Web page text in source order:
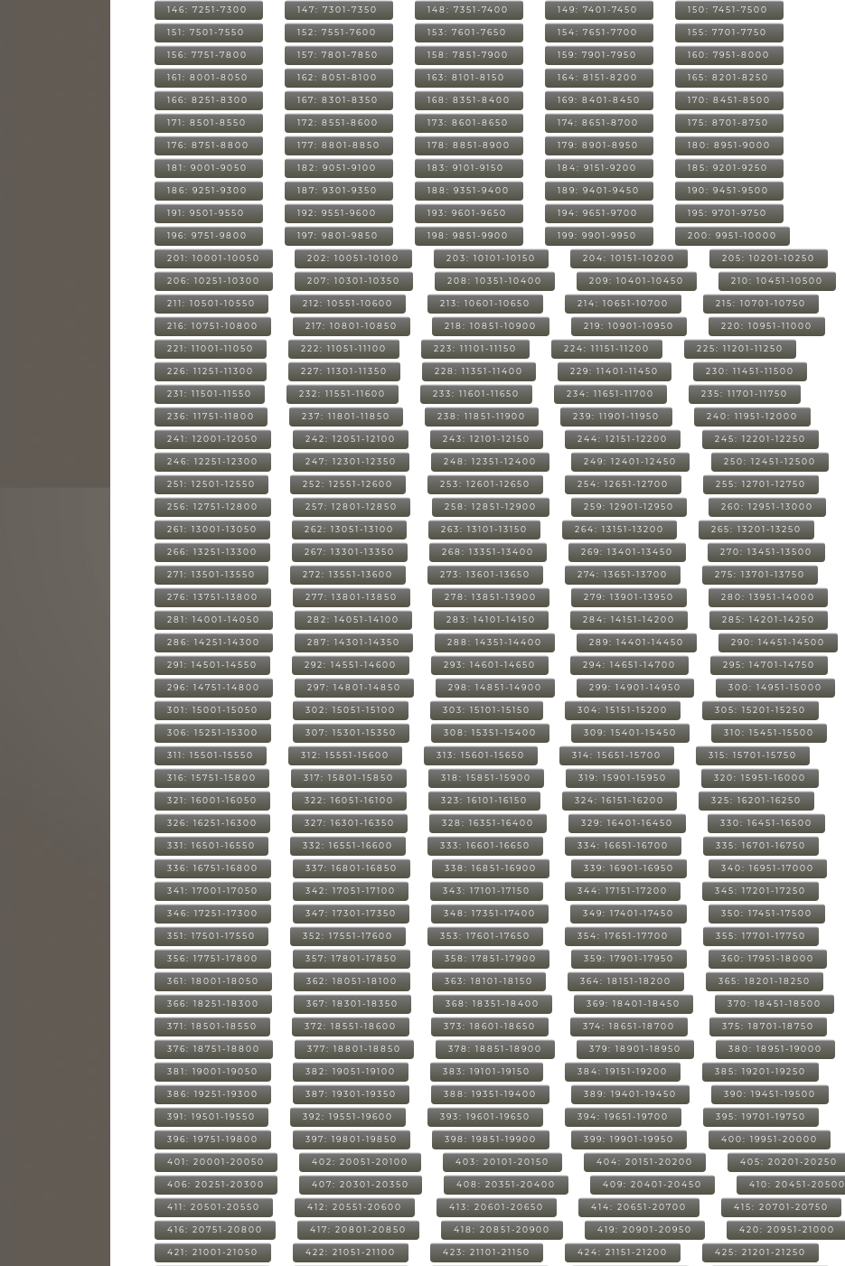
146: 7251-7300 147: 7301-7350 148: 7351-7400 149: 7401-7450 150: 7451-7500
151: 7501-7550 152: 7551-7600 153: 7601-7650 154: 7651-7700 155: 7701-7750
156: 7751-7800 157: 7801-7850 158: 7851-7900 159: 7901-7950 160: 7951-8000
161: 8001-8050 162: 8051-8100 163: 8101-8150 164: 8151-8200 165: 8201-8250
166: 8251-8300 167: 8301-8350 168: 8351-8400 169: 8401-8450 170: 8451-8500
171: 8501-8550 172: 8551-8600 173: 8601-8650 174: 8651-8700 175: 8701-8750
176: 8751-8800 177: 8801-8850 178: 8851-8900 179: 8901-8950 180: 8951-9000
181: 9001-9050 182: 9051-9100 183: 9101-9150 184: 9151-9200 185: 9201-9250
186: 9251-9300 187: 9301-9350 188: 9351-9400 189: 9401-9450 190: 9451-9500
191: 9501-9550 192: 9551-9600 193: 9601-9650 194: 9651-9700 195: 9701-9750
196: 9751-9800 197: 9801-9850 198: 9851-9900 199: 9901-9950 200: 9951-10000
201: 10001-10050 202: 10051-10100 203: 10101-10150 204: 10151-10200 205: 10201-10250
206: 10251-10300 207: 10301-10350 208: 10351-10400 209: 10401-10450 210: 10451-10500
211: 10501-10550 212: 10551-10600 213: 10601-10650 214: 10651-10700 215: 10701-10750
216: 10751-10800 217: 10801-10850 218: 10851-10900 219: 10901-10950 220: 10951-11000
221: 11001-11050 222: 11051-11100 223: 11101-11150 224: 11151-11200 225: 11201-11250
226: 11251-11300 227: 11301-11350 228: 11351-11400 229: 11401-11450 230: 11451-11500
231: 11501-11550 232: 11551-11600 233: 11601-11650 234: 11651-11700 235: 11701-11750
236: 11751-11800 237: 11801-11850 238: 11851-11900 239: 11901-11950 240: 11951-12000
241: 12001-12050 242: 12051-12100 243: 12101-12150 244: 12151-12200 245: 12201-12250
246: 12251-12300 247: 12301-12350 248: 12351-12400 249: 12401-12450 250: 12451-12500
251: 12501-12550 252: 12551-12600 253: 12601-12650 254: 12651-12700 255: 12701-12750
256: 12751-12800 257: 12801-12850 258: 12851-12900 259: 12901-12950 260: 12951-13000
261: 13001-13050 262: 13051-13100 263: 13101-13150 264: 13151-13200 265: 13201-13250
266: 13251-13300 267: 13301-13350 268: 13351-13400 269: 13401-13450 270: 13451-13500
271: 13501-13550 272: 13551-13600 273: 13601-13650 274: 13651-13700 275: 13701-13750
276: 13751-13800 277: 13801-13850 278: 13851-13900 279: 13901-13950 280: 13951-14000
281: 14001-14050 282: 14051-14100 283: 14101-14150 284: 14151-14200 285: 14201-14250
286: 14251-14300 287: 14301-14350 288: 14351-14400 289: 14401-14450 290: 14451-14500
291: 14501-14550 292: 14551-14600 293: 14601-14650 294: 14651-14700 295: 14701-14750
296: 14751-14800 297: 14801-14850 298: 14851-14900 299: 14901-14950 300: 14951-15000
301: 15001-15050 302: 15051-15100 303: 15101-15150 304: 15151-15200 305: 15201-15250
306: 15251-15300 307: 15301-15350 308: 15351-15400 309: 15401-15450 310: 15451-15500
311: 15501-15550 312: 15551-15600 313: 15601-15650 314: 15651-15700 315: 15701-15750
316: 15751-15800 317: 15801-15850 318: 15851-15900 319: 15901-15950 320: 15951-16000
321: 16001-16050 322: 16051-16100 323: 16101-16150 324: 16151-16200 325: 16201-16250
326: 16251-16300 327: 16301-16350 328: 16351-16400 329: 16401-16450 330: 16451-16500
331: 16501-16550 332: 16551-16600 333: 16601-16650 334: 16651-16700 335: 16701-16750
336: 16751-16800 337: 16801-16850 338: 16851-16900 339: 16901-16950 340: 16951-17000
341: 17001-17050 342: 17051-17100 343: 17101-17150 344: 17151-17200 345: 17201-17250
346: 17251-17300 347: 17301-17350 348: 17351-17400 349: 17401-17450 350: 17451-17500
351: 17501-17550 352: 17551-17600 353: 17601-17650 354: 17651-17700 355: 17701-17750
356: 17751-17800 357: 17801-17850 358: 17851-17900 359: 17901-17950 360: 17951-18000
361: 18001-18050 362: 18051-18100 363: 18101-18150 364: 18151-18200 365: 18201-18250
366: 18251-18300 367: 18301-18350 368: 18351-18400 369: 18401-18450 370: 18451-18500
371: 18501-18550 372: 18551-18600 373: 18601-18650 374: 18651-18700 375: 18701-18750
376: 18751-18800 377: 18801-18850 378: 18851-18900 379: 18901-18950 380: 18951-19000
381: 19001-19050 382: 19051-19100 383: 19101-19150 384: 19151-19200 385: 19201-19250
386: 19251-19300 387: 19301-19350 388: 19351-19400 389: 19401-19450 390: 19451-19500
391: 19501-19550 392: 19551-19600 393: 19601-19650 394: 19651-19700 395: 19701-19750
396: 19751-19800 397: 19801-19850 398: 19851-19900 399: 19901-19950 400: 19951-20000
401: 20001-20050 402: 20051-20100 403: 20101-20150 404: 20151-20200 405: 20201-20250
406: 20251-20300 407: 20301-20350 408: 20351-20400 409: 20401-20450 410: 20451-20500
411: 20501-20550 412: 20551-20600 413: 20601-20650 414: 20651-20700 415: 20701-20750
416: 20751-20800 417: 20801-20850 418: 20851-20900 419: 20901-20950 420: 20951-21000
421: 21001-21050 422: 21051-21100 423: 21101-21150 424: 21151-21200 425: 21201-21250